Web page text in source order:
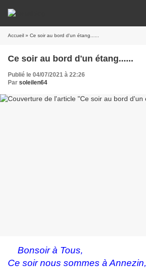
Accueil » Ce soir au bord d'un étang......
Ce soir au bord d'un étang......
Publié le 04/07/2021 à 22:26
Par soleilen64
Bonsoir à Tous,
Ce soir nous sommes à Annezin,